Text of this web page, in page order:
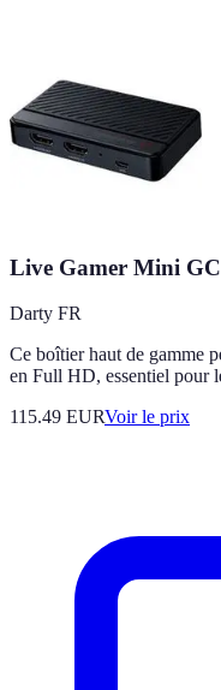
Live Gamer Mini
Darty FR
Ce boîtier haut de gamme
en Full HD, essentiel pour
115.49 EURVoir le prix